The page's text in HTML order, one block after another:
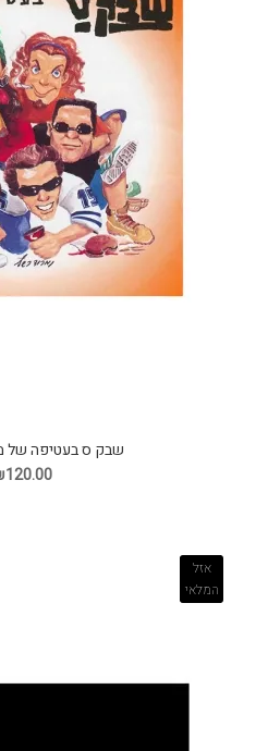
שבק ס בעטיפה של
אזל
המלאי